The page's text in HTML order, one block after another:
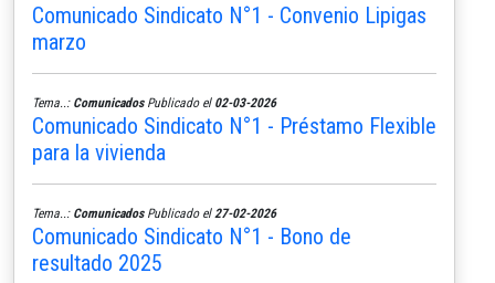
Comunicado Sindicato N°1 - Convenio Lipigas
marzo
Tema..: ComunicadosPublicado el 02-03-2026
Comunicado Sindicato N°1 - Préstamo Flexible
para la vivienda
Tema..: ComunicadosPublicado el 27-02-2026
Comunicado Sindicato N°1 - Bono de
resultado 2025